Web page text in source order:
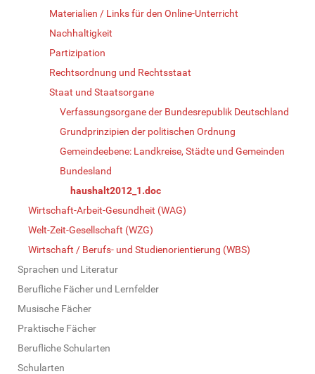
Materialien / Links für den Online-Unterricht
Nachhaltigkeit
Partizipation
Rechtsordnung und Rechtsstaat
Staat und Staatsorgane
Verfassungsorgane der Bundesrepublik Deutschland
Grundprinzipien der politischen Ordnung
Gemeindeebene: Landkreise, Städte und Gemeinden
Bundesland
haushalt2012_1.doc
Wirtschaft-Arbeit-Gesundheit (WAG)
Welt-Zeit-Gesellschaft (WZG)
Wirtschaft / Berufs- und Studienorientierung (WBS)
Sprachen und Literatur
Berufliche Fächer und Lernfelder
Musische Fächer
Praktische Fächer
Berufliche Schularten
Schularten